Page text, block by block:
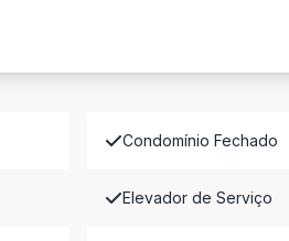
Condomínio Fechado
Elevador de Serviço